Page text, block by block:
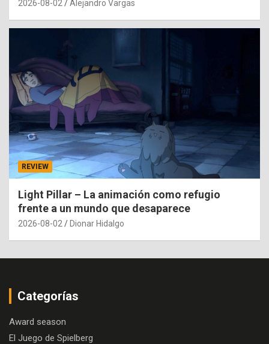
2026-08-02 Alejandro Vargas
REVIEW
Light Pillar – La animación como refugio
frente a un mundo que desaparece
2026-08-02 Dionar Hidalgo
Categorías
Award season
El Juego de Spielberg